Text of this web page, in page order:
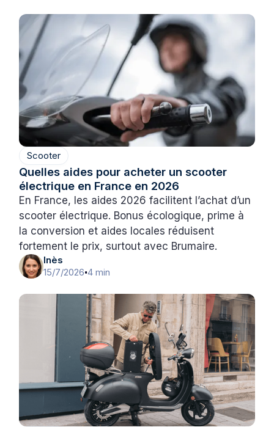
Scooter
Quelles aides pour acheter un scooter
électrique en France en 2026
En France, les aides 2026 facilitent l’achat d’un
scooter électrique. Bonus écologique, prime à
la conversion et aides locales réduisent
fortement le prix, surtout avec Brumaire.
Inès
15/7/2026•4 min